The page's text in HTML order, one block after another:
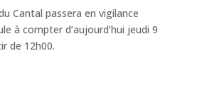
Cantal passera en vigilance
à compter d’aujourd’hui jeudi 9
de 12h00.